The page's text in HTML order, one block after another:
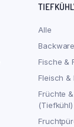
Alle
Fische &
Fleisch &
Früchte
(Tiefkühl)